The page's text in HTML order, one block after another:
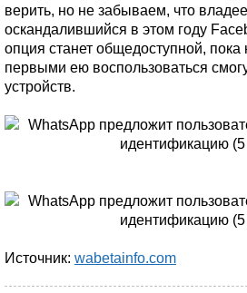
верить, но не забываем, что
оскандалившийся в этом году
опция станет общедоступной, пока
первыми ею воспользоваться
устройств.
Источник: wabetainfo.com